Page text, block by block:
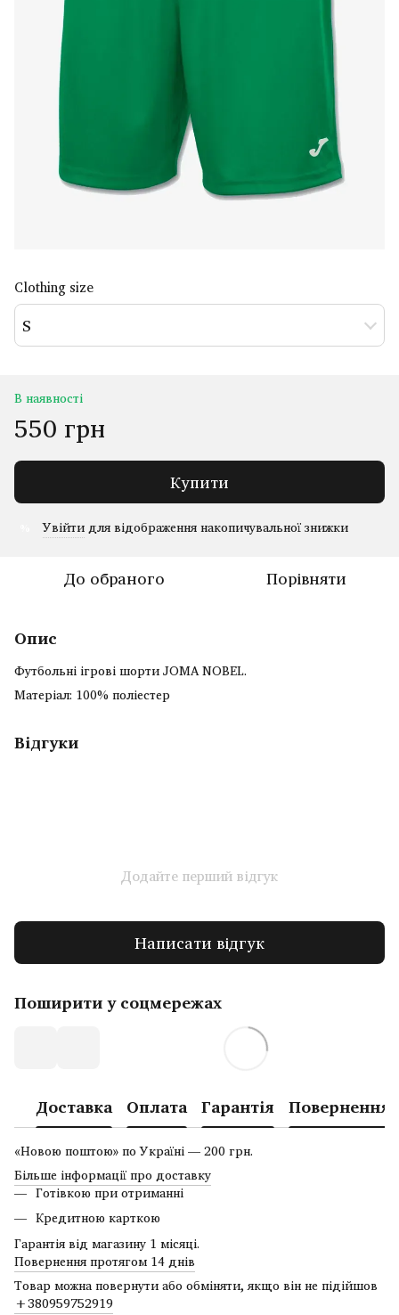
Clothing size
S
В наявності
550 грн
Купити
Увійтидля відображення накопичувальної знижки
До обраного Порівняти
Опис
Футбольні ігрові шорти JOMA NOBEL.
Матеріал: 100% поліестер
Відгуки
Додайте перший відгук
Написати відгук
Поширити у соцмережах
Доставка Оплата Гарантія Повернення
«Новою поштою» по Україні — 200 грн.
Більше інформації про доставку
Готівкою при отриманні
Кредитною карткою
Гарантія від магазину 1 місяці.
Повернення протягом 14 днів
Товар можна повернути або обміняти, якщо він не підійшов
+380959752919